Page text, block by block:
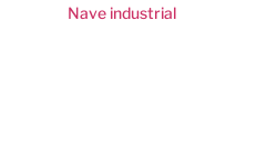
Nave industrial